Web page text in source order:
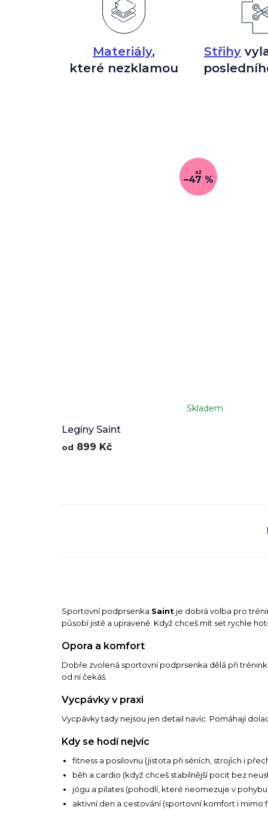
Materiály,
které nezklamou
Střihy
až
–47 %
Legíny Saint
Skladem
od 899 Kč
Sportovní podprsenka Saint je dobrá volba pro
působí jistě a upraveně. Když chceš mít set rychle
Opora a komfort
Dobře zvolená sportovní podprsenka dělá při
od ní čekáš.
Vycpávky v praxi
Vycpávky tady nejsou jen detail navíc. Pomáhají
Kdy se hodí nejvíc
fitness a posilovnu (jistota při sériích, strojích i
běh a cardio (když chceš stabilnější pocit bez
jógu a pilates (pohodlí, které neomezuje v
aktivní den a cestování (sportovní komfort i mimo